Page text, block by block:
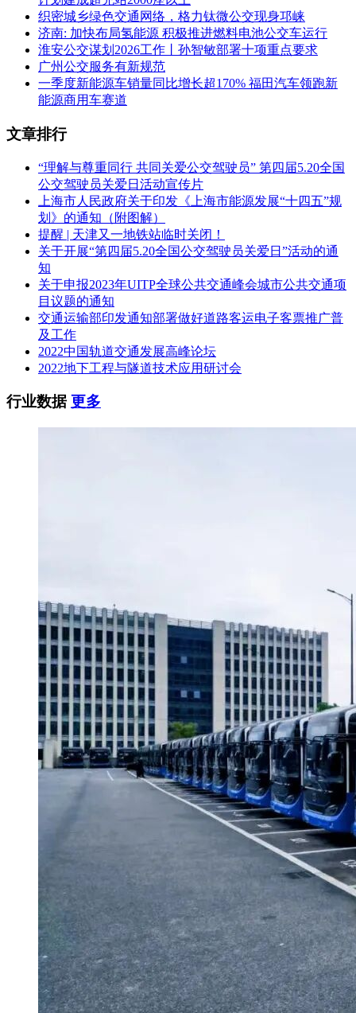
织密城乡绿色交通网络，格力钛微公交现身邛崃
济南: 加快布局氢能源 积极推进燃料电池公交车运行
淮安公交谋划2026工作丨孙智敏部署十项重点要求
广州公交服务有新规范
一季度新能源车销量同比增长超170% 福田汽车领跑新
能源商用车赛道
文章排行
“理解与尊重同行 共同关爱公交驾驶员” 第四届5.20全国
公交驾驶员关爱日活动宣传片
上海市人民政府关于印发《上海市能源发展“十四五”规
划》的通知（附图解）
提醒 | 天津又一地铁站临时关闭！
关于开展“第四届5.20全国公交驾驶员关爱日”活动的通
知
关于申报2023年UITP全球公共交通峰会城市公共交通项
目议题的通知
交通运输部印发通知部署做好道路客运电子客票推广普
及工作
2022中国轨道交通发展高峰论坛
2022地下工程与隧道技术应用研讨会
行业数据更多